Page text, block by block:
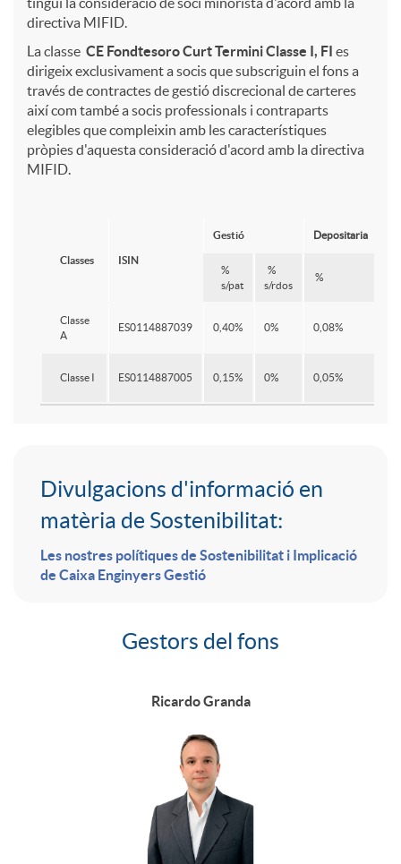
a
c
s
o
directiva MIFID.
La classe CE Fondtesoro Curt TerminiClasse I, FI es
dirigeix exclusivament a socis que subscriguin el fons a
través de contractes de gestió discrecional de carteres
així com també a socis professionals i contraparts
elegibles que compleixin amb les característiques
pròpies d'aquesta consideració d'acord amb la directiva
MIFID.
Classes ISIN
Gestió Depositaria
%
s/pat
%
s/rdos
%
Classe
A
ES0114887039 0,40% 0% 0,08%
Classe I ES0114887005 0,15% 0% 0,05%
Divulgacions d'informació en
matèria de Sostenibilitat:
Les nostres polítiques de Sostenibilitat i Implicació
de Caixa Enginyers Gestió
Gestors del fons
Ricardo Granda